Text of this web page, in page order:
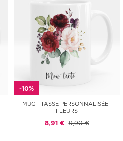
-10%
MUG - TASSE PERSONNALISÉE -
FLEURS
8,91 € 9,90 €